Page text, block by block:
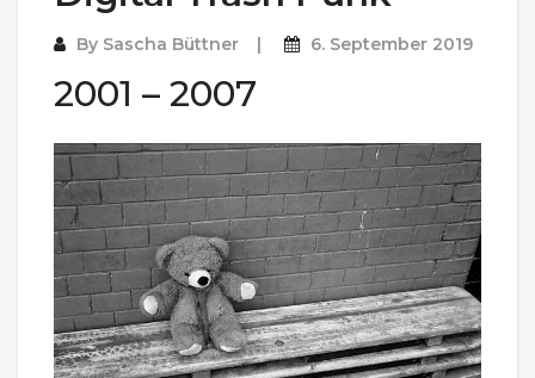
By Sascha Büttner 6. September 2019
2001 – 2007